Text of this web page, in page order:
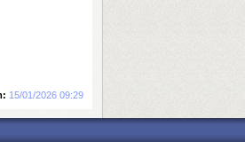
15/01/2026 09:29